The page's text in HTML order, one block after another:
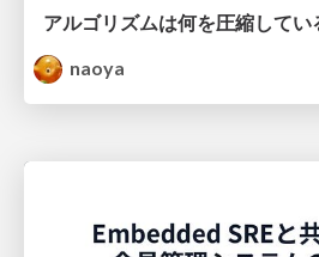
naoya